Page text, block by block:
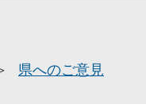
県へのご意見